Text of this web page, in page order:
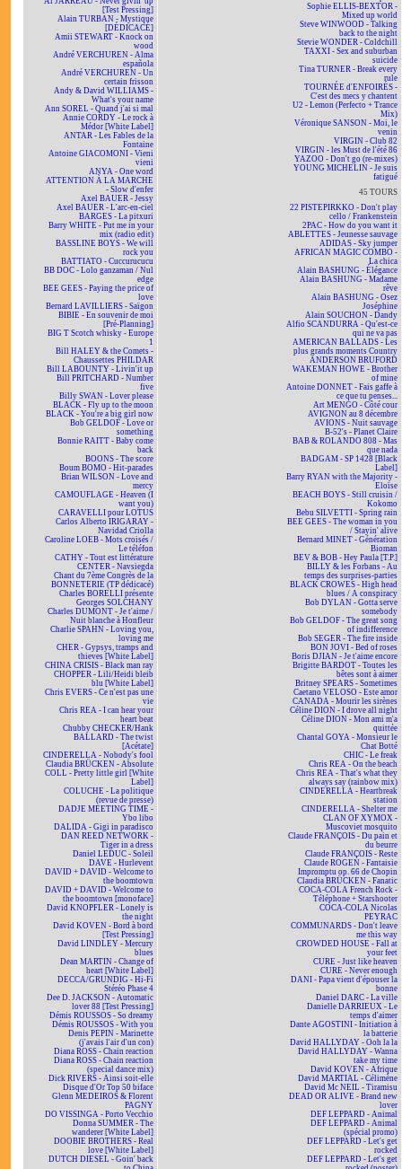
[Test Pressing]
Alain TURBAN - Mystique
[DÉDICACÉ]
Amii STEWART - Knock on
wood
André VERCHUREN - Alma
española
André VERCHUREN - Un
certain frisson
Andy & David WILLIAMS -
What's your name
Ann SOREL - Quand j'ai si mal
Annie CORDY - Le rock à
Médor [White Label]
ANTAR - Les Fables de la
Fontaine
Antoine GIACOMONI - Vieni
vieni
ANYA - One word
ATTENTION À LA MARCHE
- Slow d'enfer
Axel BAUER - Jessy
Axel BAUER - L'arc-en-ciel
BARGES - La pitxuri
Barry WHITE - Put me in your
mix (radio edit)
BASSLINE BOYS - We will
rock you
BATTIATO - Cuccurucucu
BB DOC - Lolo ganzaman / Nul
edge
BEE GEES - Paying the price of
love
Bernard LAVILLIERS - Saïgon
BIBIE - En souvenir de moi
[Pré-Planning]
BIG T Scotch whisky - Europe
1
Bill HALEY & the Comets -
Chaussettes PHILDAR
Bill LABOUNTY - Livin'it up
Bill PRITCHARD - Number
five
Billy SWAN - Lover please
BLACK - Fly up to the moon
BLACK - You're a big girl now
Bob GELDOF - Love or
something
Bonnie RAITT - Baby come
back
BOONS - The score
Boum BOMO - Hit-parades
Brian WILSON - Love and
mercy
CAMOUFLAGE - Heaven (I
want you)
CARAVELLI pour LOTUS
Carlos Alberto IRIGARAY -
Navidad Criolla
Caroline LOEB - Mots croisés /
Le téléfon
CATHY - Tout est littérature
CENTER - Navsiegda
Chant du 7ème Congrès de la
BONNETERIE (TP dédicacé)
Charles BORELLI présente
Georges SOLCHANY
Charles DUMONT - Je t'aime /
Nuit blanche à Honfleur
Charlie SPAHN - Loving you,
loving me
CHER - Gypsys, tramps and
thieves [White Label]
CHINA CRISIS - Black man ray
CHOPPER - Lili/Heidi bleib
blu [White Label]
Chris EVERS - Ce n'est pas une
vie
Chris REA - I can hear your
heart beat
Chubby CHECKER/Hank
BALLARD - The twist
[Acétate]
CINDERELLA - Nobody's fool
Claudia BRÜCKEN - Absolute
COLL - Pretty little girl [White
Label]
COLUCHE - La politique
(revue de presse)
DADJE MEETING TIME -
Ybo libo
DALIDA - Gigi in paradisco
DAN REED NETWORK -
Tiger in a dress
Daniel LEDUC - Soleil
DAVE - Hurlevent
DAVID + DAVID - Welcome to
the boomtown
DAVID + DAVID - Welcome to
the boomtown [monoface]
David KNOPFLER - Lonely is
the night
David KOVEN - Bord à bord
[Test Pressing]
David LINDLEY - Mercury
blues
Dean MARTIN - Change of
heart [White Label]
DECCA/GRUNDIG - Hi-Fi
Stéréo Phase 4
Dee D. JACKSON - Automatic
lover 88 [Test Pressing]
Démis ROUSSOS - So dreamy
Démis ROUSSOS - With you
Denis PEPIN - Marinette
(j'avais l'air d'un con)
Diana ROSS - Chain reaction
Diana ROSS - Chain reaction
(special dance mix)
Dick RIVERS - Ainsi soit-elle
Disque d'Or Top 50 biface
Glenn MEDEIROS & Florent
PAGNY
DO VISSINGA - Porto Vecchio
Donna SUMMER - The
wanderer [White Label]
DOOBIE BROTHERS - Real
love [White Label]
DUTCH DIESEL - Goin' back
Sophie ELLIS-BEXTOR -
Mixed up world
Steve WINWOOD - Talking
back to the night
Stevie WONDER - Coldchill
TAXXI - Sex and suburban
suicide
Tina TURNER - Break every
rule
TOURNÉE d'ENFOIRÉS -
C'est des mecs y chantent
U2 - Lemon (Perfecto + Trance
Mix)
Véronique SANSON - Moi, le
venin
VIRGIN - Club 82
VIRGIN - les Must de l'été 86
YAZOO - Don't go (re-mixes)
YOUNG MICHELIN - Je suis
fatigué
45 TOURS
22 PISTEPIRKKO - Don't play
cello / Frankenstein
2PAC - How do you want it
ABLETTES - Jeunesse sauvage
ADIDAS - Sky jumper
AFRICAN MAGIC COMBO -
La chica
Alain BASHUNG - Élégance
Alain BASHUNG - Madame
rêve
Alain BASHUNG - Osez
Joséphine
Alain SOUCHON - Dandy
Alfio SCANDURRA - Qu'est-ce
qui ne va pas
AMERICAN BALLADS - Les
plus grands moments Country
ANDERSON BRUFORD
WAKEMAN HOWE - Brother
of mine
Antoine DONNET - Fais gaffe à
ce que tu penses...
Art MENGO - Côté cour
AVIGNON au 8 décembre
AVIONS - Nuit sauvage
B-52's - Planet Claire
BAB & ROLANDO 808 - Mas
que nada
BADGAM - SP 1428 [Black
Label]
Barry RYAN with the Majority -
Eloïse
BEACH BOYS - Still cruisin /
Kokomo
Bebu SILVETTI - Spring rain
BEE GEES - The woman in you
/ Stayin' alive
Bernard MINET - Génération
Bioman
BEV & BOB - Hey Paula [T.P.]
BILLY & les Forbans - Au
temps des surprises-parties
BLACK CROWES - High head
blues / A conspiracy
Bob DYLAN - Gotta serve
somebody
Bob GELDOF - The great song
of indifference
Bob SEGER - The fire inside
BON JOVI - Bed of roses
Boris DJIAN - Je t'aime encore
Brigitte BARDOT - Toutes les
bêtes sont à aimer
Britney SPEARS - Sometimes
Caetano VELOSO - Este amor
CANADA - Mourir les sirènes
Céline DION - I drove all night
Céline DION - Mon ami m'a
quittée
Chantal GOYA - Monsieur le
Chat Botté
CHIC - Le freak
Chris REA - On the beach
Chris REA - That's what they
always say (rainbow mix)
CINDERELLA - Heartbreak
station
CINDERELLA - Shelter me
CLAN OF XYMOX -
Muscoviet mosquito
Claude FRANÇOIS - Du pain et
du beurre
Claude FRANÇOIS - Reste
Claude ROGEN - Fantaisie
Impromptu op. 66 de Chopin
Claudia BRÜCKEN - Fanatic
COCA-COLA French Rock -
Téléphone + Starshooter
COCA-COLA Nicolas
PEYRAC
COMMUNARDS - Don't leave
me this way
CROWDED HOUSE - Fall at
your feet
CURE - Just like heaven
CURE - Never enough
DANI - Papa vient d'épouser la
bonne
Daniel DARC - La ville
Danielle DARRIEUX - Le
temps d'aimer
Dante AGOSTINI - Initiation à
la batterie
David HALLYDAY - Ooh la la
David HALLYDAY - Wanna
take my time
David KOVEN - Afrique
David MARTIAL - Célimène
David Mc NEIL - Tiramisu
DEAD OR ALIVE - Brand new
lover
DEF LEPPARD - Animal
DEF LEPPARD - Animal
(spécial promo)
DEF LEPPARD - Let's get
rocked
DEF LEPPARD - Let's get